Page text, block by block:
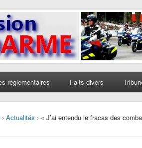
règlementaires Faits divers
› Actualités › « J’ai entendu le fracas des